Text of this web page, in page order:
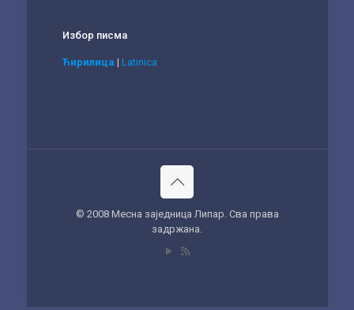
Избор писма
Ћирилица | Latinica
© 2008 Месна заједница Липар. Сва права
задржана.